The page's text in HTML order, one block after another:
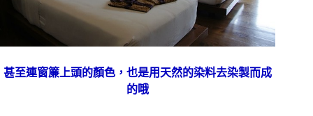
甚至連窗簾上頭的顏色，也是用天然的染料去染製而成
的哦